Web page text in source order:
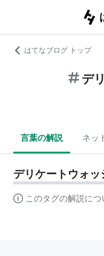
はてなブログ トップ
デ
言葉の解説 ネッ
デリケートウォッ
このタグの解説につ